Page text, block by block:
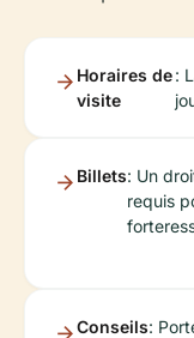
Horaires de
visite
:
Billets: Un
requis
Conseils: